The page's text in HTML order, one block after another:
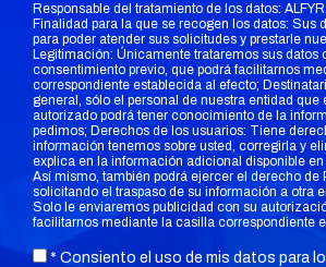
Responsable del tratamiento de los datos:
Finalidad para la que se recogen los datos: Sus
para poder atender sus solicitudes y prestarle
Legitimación: Únicamente trataremos sus datos
consentimiento previo, que podrá facilitarnos
correspondiente establecida al efecto;
general, sólo el personal de nuestra entidad que
autorizado podrá tener conocimiento de la
pedimos; Derechos de los usuarios: Tiene
información tenemos sobre usted, corregirla y
explica en la información adicional disponible en
Así mismo, también podrá ejercer el derecho de
solicitando el traspaso de su información a otra
Solo le enviaremos publicidad con su
facilitarnos mediante la casilla correspondiente
* Consiento el uso de mis datos para